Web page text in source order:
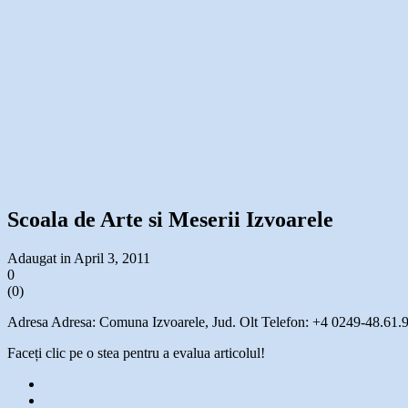
Scoala de Arte si Meserii Izvoarele
Adaugat in April 3, 2011
0
(0)
Adresa Adresa: Comuna Izvoarele, Jud. Olt Telefon: +4 0249-
Faceți clic pe o stea pentru a evalua articolul!